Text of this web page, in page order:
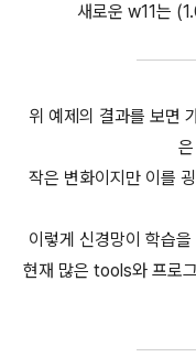
새로운 w11는
위 예제의 결과를 보면
작은 변화이지만 이를
이렇게 신경망이 학습
현재 많은 tools와 프로